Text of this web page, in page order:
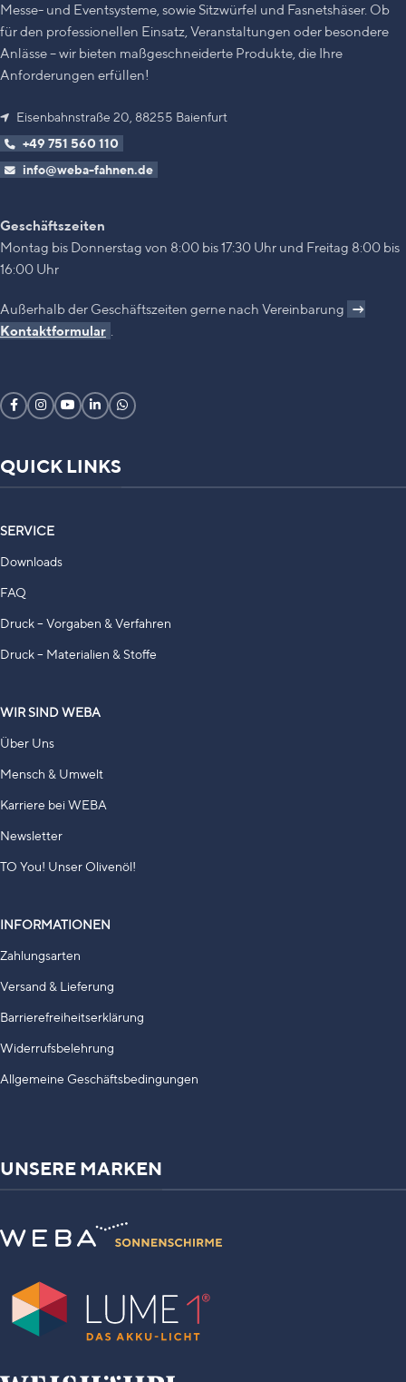
Messe- und Eventsysteme, sowie Sitzwürfel und Fasnetshäser. Ob
für den professionellen Einsatz, Veranstaltungen oder besondere
Anlässe – wir bieten maßgeschneiderte Produkte, die Ihre
Anforderungen erfüllen!
Eisenbahnstraße 20, 88255 Baienfurt
+49 751 560 110
info@weba-fahnen.de
Geschäftszeiten
Montag bis Donnerstag von 8:00 bis 17:30 Uhr und Freitag 8:00 bis
16:00 Uhr
Außerhalb der Geschäftszeiten gerne nach Vereinbarung →
Kontaktformular
QUICK LINKS
SERVICE
Downloads
FAQ
Druck – Vorgaben & Verfahren
Druck – Materialien & Stoffe
WIR SIND WEBA
Über Uns
Mensch & Umwelt
Karriere bei WEBA
Newsletter
TO You! Unser Olivenöl!
INFORMATIONEN
Zahlungsarten
Versand & Lieferung
Barrierefreiheitserklärung
Widerrufsbelehrung
Allgemeine Geschäftsbedingungen
UNSERE MARKEN